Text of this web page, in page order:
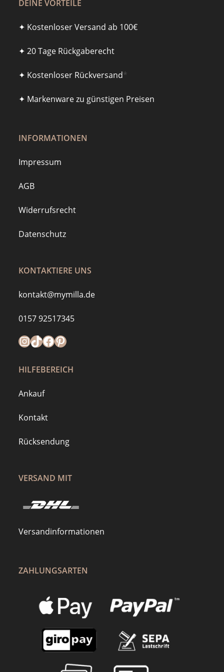
DEINE VORTEILE
✦ Kostenloser Versand ab 100€
✦ 20 Tage Rückgaberecht
✦ Kostenloser Rückversand*
✦ Markenware zu günstigen Preisen
INFORMATIONEN
Impressum
AGB
Widerrufsrecht
Datenschutz
KONTAKTIERE UNS
kontakt@mymilla.de
0157 92517345
Instagram
https://www.tiktok.com/@mymilla.de
Facebook
Pinterest
HILFEBEREICH
Ankauf
Kontakt
Rücksendung
VERSAND MIT
Versandinformationen
ZAHLUNGSARTEN